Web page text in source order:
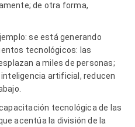
de otra forma,
se está generando
tecnológicos: las
a miles de personas;
artificial, reducen
tecnológica de las
acentúa la división de la